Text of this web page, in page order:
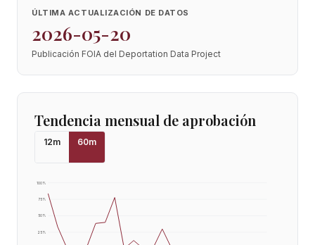
ÚLTIMA ACTUALIZACIÓN DE DATOS
2026-05-20
Publicación FOIA del Deportation Data Project
Tendencia mensual de aprobación
12m 60m
25%
50%
75%
100%